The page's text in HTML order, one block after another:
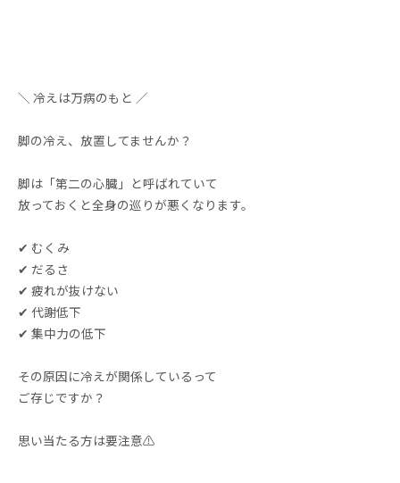
＼ 冷えは万病のもと ／
脚の冷え、放置してませんか？
脚は「第二の心臓」と呼ばれていて
放っておくと全身の巡りが悪くなります。
✔ むくみ
✔ だるさ
✔ 疲れが抜けない
✔ 代謝低下
✔ 集中力の低下
その原因に冷えが関係しているって
ご存じですか？
思い当たる方は要注意⚠️